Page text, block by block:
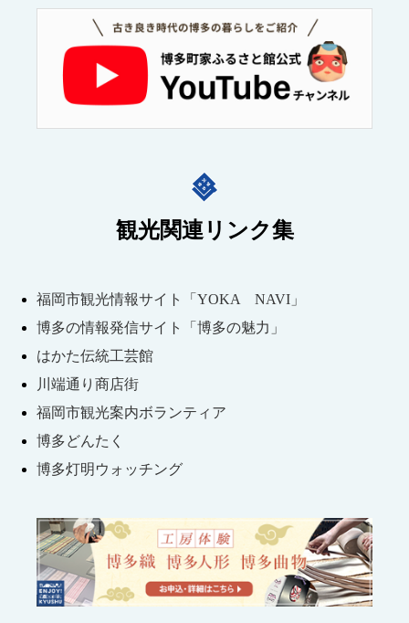
観光関連リンク集
福岡市観光情報サイト「YOKA NAVI」
博多の情報発信サイト「博多の魅力」
はかた伝統工芸館
川端通り商店街
福岡市観光案内ボランティア
博多どんたく
博多灯明ウォッチング